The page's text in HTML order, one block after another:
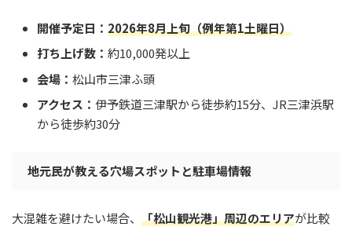
開催予定日： 2026年8月上旬（例年第1土曜日）
打ち上げ数： 約10,000発以上
会場： 松山市三津ふ頭
アクセス： 伊予鉄道三津駅から徒歩約15分、JR三津浜駅
から徒歩約30分
地元民が教える穴場スポットと駐車場情報
大混雑を避けたい場合、 「松山観光港」周辺のエリアが比較